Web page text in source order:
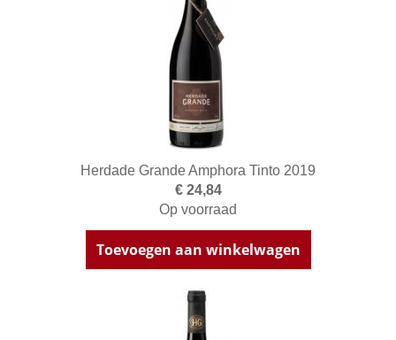
Herdade Grande Amphora Tinto 2019
€ 24,84
Op voorraad
Toevoegen aan winkelwagen